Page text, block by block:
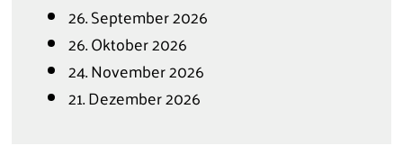
26. September 2026
26. Oktober 2026
24. November 2026
21. Dezember 2026